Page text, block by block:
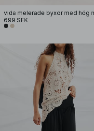
699 SEK